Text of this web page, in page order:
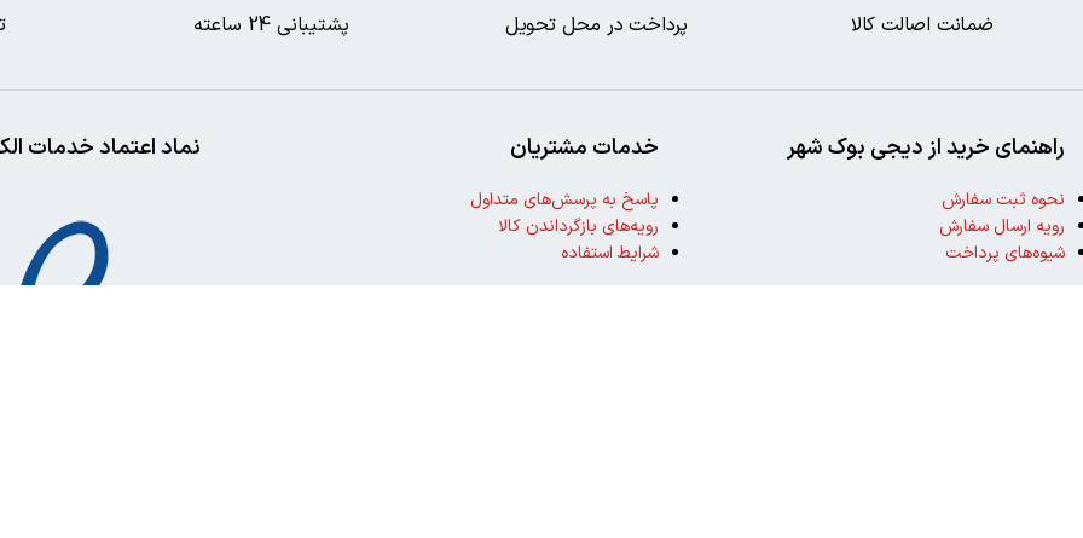
ضمانت اصالت کالا پرداخت در محل تحویل پشتیبانی 24 ساعته
نماد اعتماد خدمات خدمات مشتریان
پاسخ به پرسش‌های متداول
رویه‌های بازگرداندن کالا
شرایط استفاده
راهنمای خرید از دیجی بوک شهر
نحوه ثبت سفارش
رویه ارسال سفارش
شیوه‌های پرداخت